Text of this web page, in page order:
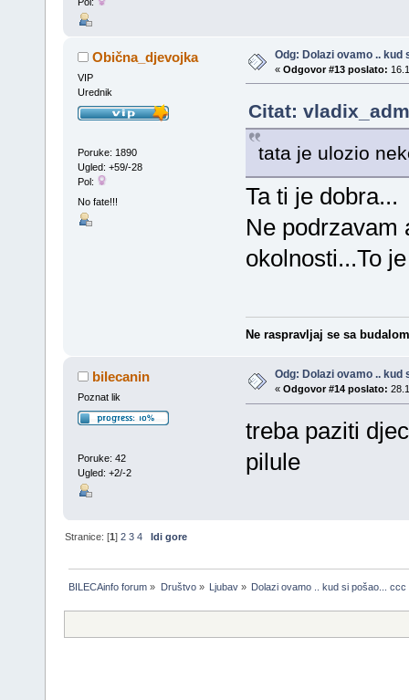
Obična_djevojka
VIP
Urednik
Poruke: 1890
Ugled: +59/-28
Pol:
No fate!!!
Odg: Dolazi ovamo .. kud
« Odgovor #13 poslato:
Citat:
tata je ulozio
Ta ti je dobra...
Ne podrzavam
okolnosti...To
Ne raspravljaj se sa
bilecanin
Poznat lik
Poruke: 42
Ugled: +2/-2
Odg: Dolazi ovamo .. kud
« Odgovor #14 poslato:
treba paziti
pilule
Stranice: [1]2 3 4 Idi gore
BILECAinfo forum » Društvo» Ljubav» Dolazi ovamo .. kud si pošao... ccc